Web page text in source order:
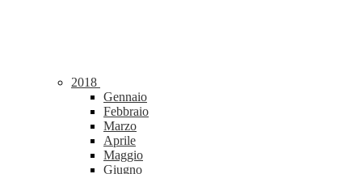
2018
Gennaio
Febbraio
Marzo
Aprile
Maggio
Giugno